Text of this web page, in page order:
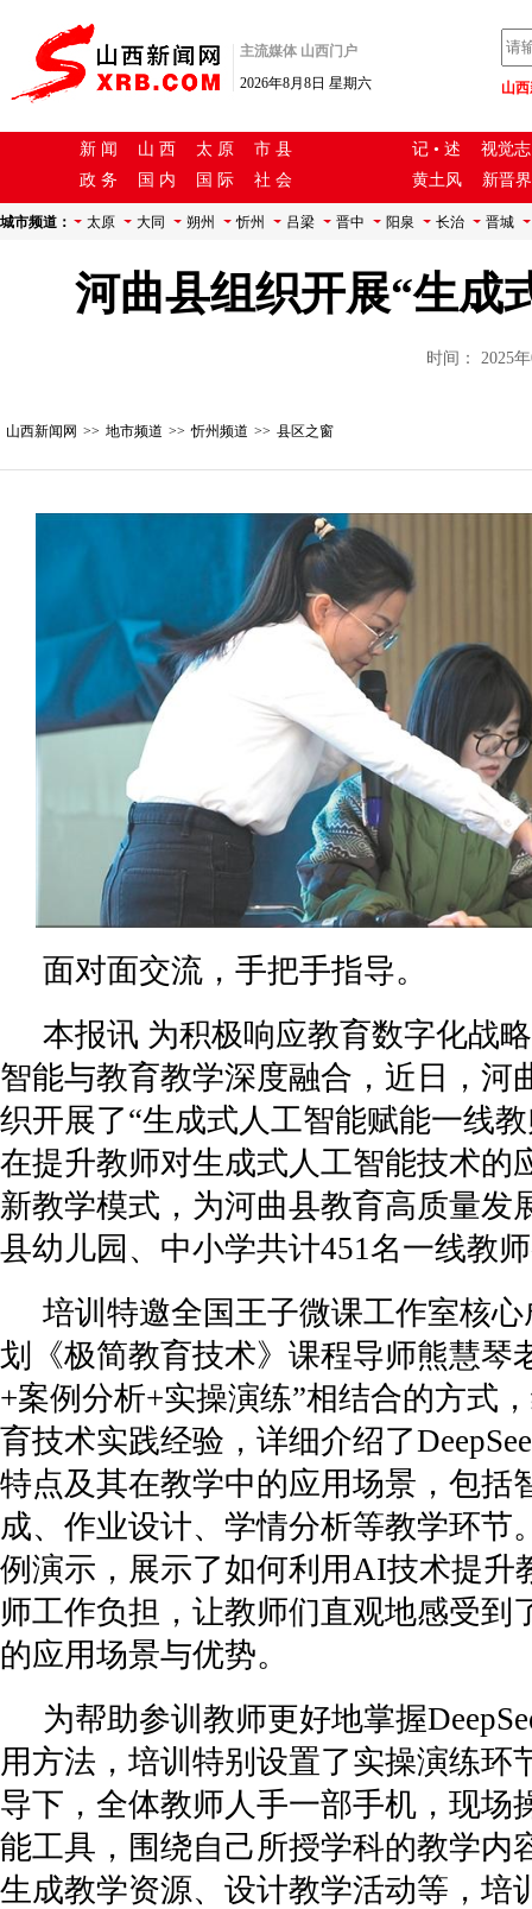
主流媒体 山西门户
2026年8月8日 星期六
山
新 闻 山 西 太 原
市 县
政 务
国 内 国 际 社 会
记 • 述
视觉志
黄土风
新晋界
城市频道： 太原 大同 朔州 忻州 吕梁 晋中 阳泉 长治 晋城
河曲县组织开展“生成
时间： 2025
山西新闻网 >> 地市频道 >> 忻州频道 >> 县区之窗
面对面交流，手把手指导。
本报讯 为积极响应教育数字化战
智能与教育教学深度融合，近日，河
织开展了“生成式人工智能赋能一线
在提升教师对生成式人工智能技术的
新教学模式，为河曲县教育高质量发
县幼儿园、中小学共计451名一线教
培训特邀全国王子微课工作室核
划《极简教育技术》课程导师熊慧琴
+案例分析+实操演练”相结合的方式
育技术实践经验，详细介绍了
特点及其在教学中的应用场景，包括
成、作业设计、学情分析等教学环节
例演示，展示了如何利用AI技术提升
师工作负担，让教师们直观地感受到
的应用场景与优势。
为帮助参训教师更好地掌握
用方法，培训特别设置了实操演练环
导下，全体教师人手一部手机，现场
能工具，围绕自己所授学科的教学内
生成教学资源、设计教学活动等，培